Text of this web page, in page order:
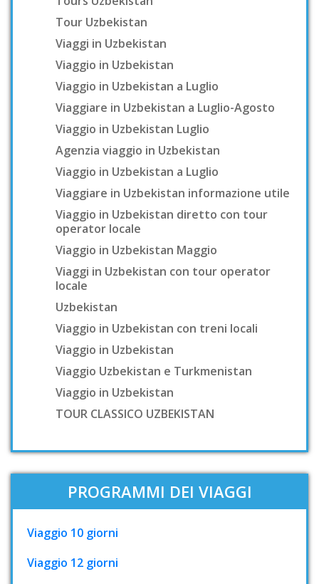
Tour Uzbekistan
Viaggi in Uzbekistan
Viaggio in Uzbekistan
Viaggio in Uzbekistan a Luglio
Viaggiare in Uzbekistan a Luglio-Agosto
Viaggio in Uzbekistan Luglio
Agenzia viaggio in Uzbekistan
Viaggio in Uzbekistan a Luglio
Viaggiare in Uzbekistan informazione utile
Viaggio in Uzbekistan diretto con tour
operator locale
Viaggio in Uzbekistan Maggio
Viaggi in Uzbekistan con tour operator
locale
Uzbekistan
Viaggio in Uzbekistan con treni locali
Viaggio in Uzbekistan
Viaggio Uzbekistan e Turkmenistan
Viaggio in Uzbekistan
TOUR CLASSICO UZBEKISTAN
PROGRAMMI DEI VIAGGI
Viaggio 10 giorni
Viaggio 12 giorni